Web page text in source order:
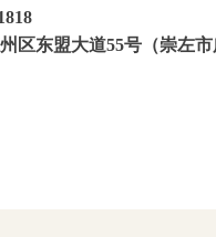
区东盟大道55号（崇左市